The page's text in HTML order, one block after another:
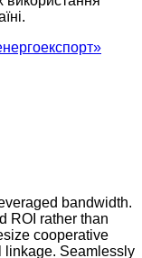
bandwidth.
ROI rather than
cooperative
linkage. Seamlessly